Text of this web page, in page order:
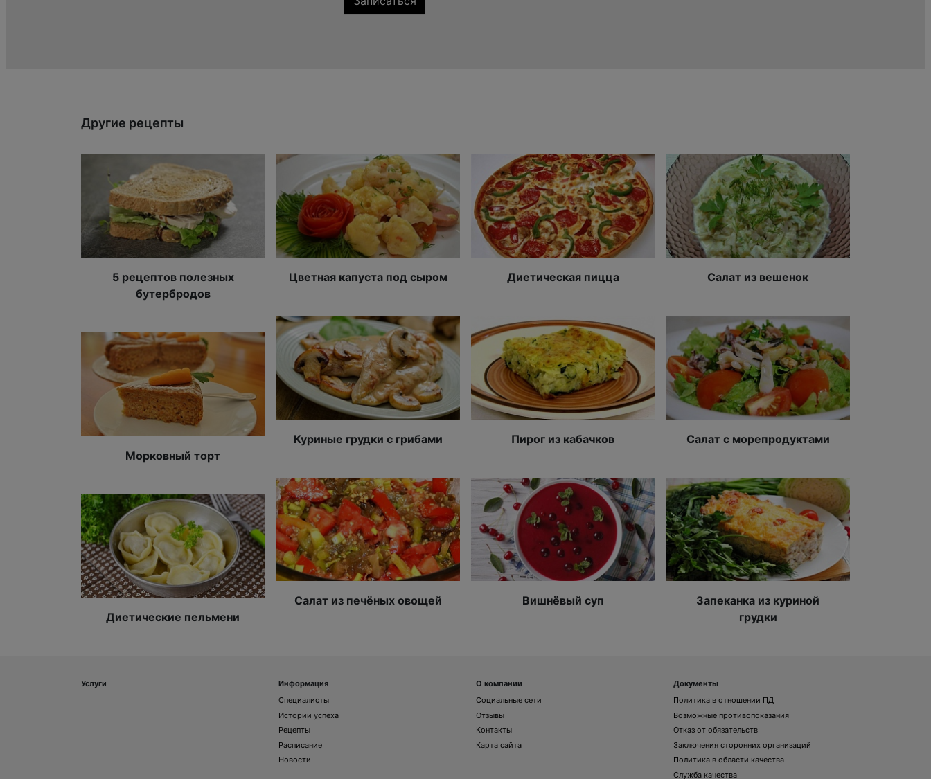
Другие рецепты
5 рецептов полезных
бутербродов
Морковный торт
Диетические пельмени
Цветная капуста под сыром
Куриные грудки с грибами
Салат из печёных овощей
Диетическая пицца
Пирог из кабачков
Вишнёвый суп
Салат из вешенок
Салат с морепродуктами
Запеканка из куриной
грудки
Услуги
Информация
Специалисты
Истории успеха
Рецепты
Расписание
Новости
О компании
Социальные сети
Отзывы
Контакты
Карта сайта
Документы
Политика в отношении ПД
Возможные противопоказания
Отказ от обязательств
Заключения сторонних организаций
Политика в области качества
Служба качества